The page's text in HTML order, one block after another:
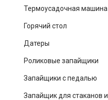
Термоусадочная машина
Горячий стол
Датеры
Роликовые запайщики
Запайщики с педалью
Запайщик для стаканов и